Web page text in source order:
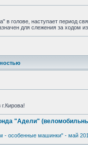
в голове, наступает период
для слежения за ходом
"Адели"
- особенные машинки" - май